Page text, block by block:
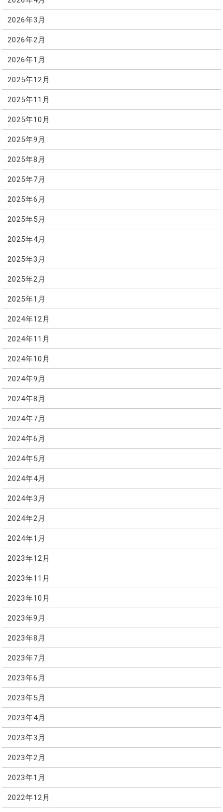
2026年3月
2026年2月
2026年1月
2025年12月
2025年11月
2025年10月
2025年9月
2025年8月
2025年7月
2025年6月
2025年5月
2025年4月
2025年3月
2025年2月
2025年1月
2024年12月
2024年11月
2024年10月
2024年9月
2024年8月
2024年7月
2024年6月
2024年5月
2024年4月
2024年3月
2024年2月
2024年1月
2023年12月
2023年11月
2023年10月
2023年9月
2023年8月
2023年7月
2023年6月
2023年5月
2023年4月
2023年3月
2023年2月
2023年1月
2022年12月